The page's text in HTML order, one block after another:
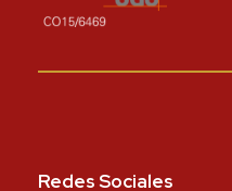
Redes Sociales